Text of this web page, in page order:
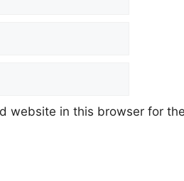
website in this browser for